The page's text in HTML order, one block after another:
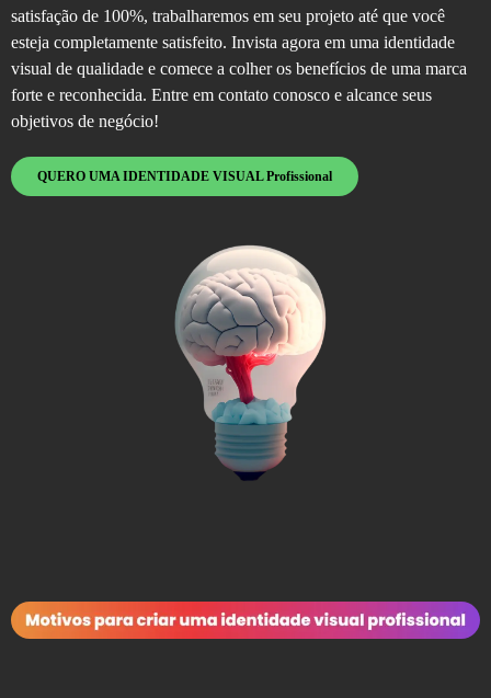
satisfação de 100%, trabalharemos em seu projeto até que você
esteja completamente satisfeito. Invista agora em uma identidade
visual de qualidade e comece a colher os benefícios de uma marca
forte e reconhecida. Entre em contato conosco e alcance seus
objetivos de negócio!
QUERO UMA IDENTIDADE VISUAL Profissional